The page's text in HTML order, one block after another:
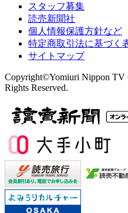
スタッフ募集
読売新聞社
個人情報保護方針など
特定商取引法に基づく
サイトマップ
Copyright©Yomiuri Nippon TV
Rights Reserved.